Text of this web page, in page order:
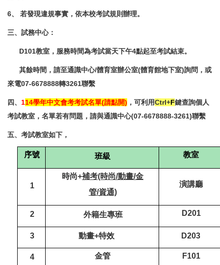
6、 若發現違規事實，依本校考試規則辦理。
三、試務中心：
D101教室，服務時間為考試當天下午4點起至考試結束。
其餘時間，請至通識中心/體育室辦公室(體育館地下室)詢問，或
來電07-6678888轉3261聯繫
四、 114學年中文會考考試名單(請點開) ，可利用Ctrl+F鍵查詢個人
考試教室，名單若有問題，請與通識中心(07-6678888-3261)聯繫
五、考試教室如下，
序號 班級 教室
1
時尚+補考(時尚/動畫/金
管/資通)
演講廳
2 外籍生專班 D201
3 動畫+特效 D203
4 金管 F101